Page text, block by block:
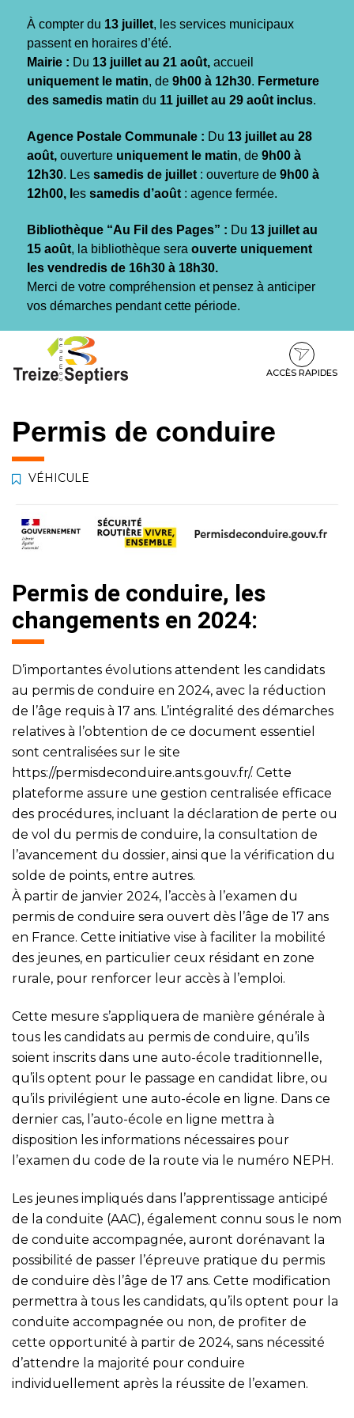
À compter du 13 juillet, les services municipaux
passent en horaires d’été.
Mairie : Du 13 juillet au 21 août, accueil
uniquement le matin, de 9h00 à 12h30. Fermeture
des samedis matin du 11 juillet au 29 août inclus.
Agence Postale Communale : Du 13 juillet au 28
août, ouverture uniquement le matin, de 9h00 à
12h30. Les samedis de juillet : ouverture de 9h00 à
12h00, l es samedis d’août : agence fermée.
Bibliothèque “Au Fil des Pages” : Du 13 juillet au
15 août, la bibliothèque sera ouverte uniquement
les vendredis de 16h30 à 18h30.
Merci de votre compréhension et pensez à anticiper
vos démarches pendant cette période.
contenu
pied
ACCÈS RAPIDES
Permis de conduire
VÉHICULE
Permis de conduire, les
changements en 2024:
D’importantes évolutions attendent les candidats
au permis de conduire en 2024, avec la réduction
de l’âge requis à 17 ans. L’intégralité des démarches
relatives à l’obtention de ce document essentiel
sont centralisées sur le site
https://permisdeconduire.ants.gouv.fr/. Cette
plateforme assure une gestion centralisée efficace
des procédures, incluant la déclaration de perte ou
de vol du permis de conduire, la consultation de
l’avancement du dossier, ainsi que la vérification du
solde de points, entre autres.
À partir de janvier 2024, l’accès à l’examen du
permis de conduire sera ouvert dès l’âge de 17 ans
en France. Cette initiative vise à faciliter la mobilité
des jeunes, en particulier ceux résidant en zone
rurale, pour renforcer leur accès à l’emploi.
Cette mesure s’appliquera de manière générale à
tous les candidats au permis de conduire, qu’ils
soient inscrits dans une auto-école traditionnelle,
qu’ils optent pour le passage en candidat libre, ou
qu’ils privilégient une auto-école en ligne. Dans ce
dernier cas, l’auto-école en ligne mettra à
disposition les informations nécessaires pour
l’examen du code de la route via le numéro NEPH.
Les jeunes impliqués dans l’apprentissage anticipé
de la conduite (AAC), également connu sous le nom
de conduite accompagnée, auront dorénavant la
possibilité de passer l’épreuve pratique du permis
de conduire dès l’âge de 17 ans. Cette modification
permettra à tous les candidats, qu’ils optent pour la
conduite accompagnée ou non, de profiter de
cette opportunité à partir de 2024, sans nécessité
d’attendre la majorité pour conduire
individuellement après la réussite de l’examen.